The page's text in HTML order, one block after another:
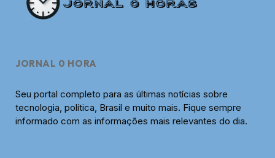
JORNAL 0 HORA
Seu portal completo para as últimas notícias sobre
tecnologia, política, Brasil e muito mais. Fique sempre
informado com as informações mais relevantes do dia.